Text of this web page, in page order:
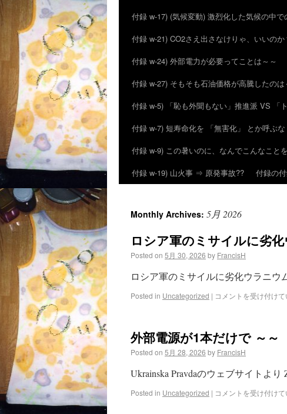
付録 w-17) (気候変動) 激烈化した気候の中で
付録 w-21) CO2さえ出さなけりゃ、いいのか
付録 w-24) 外部電力が必要ってことは～～
付録 w-27) そもそも石油価格が高騰したのは
付録 w-5) 「恥も外聞もない」推進派 VS 「
付録 w-7) 短寿命化を 「無害化」 とか呼ぶな
付録 w-9) この暑いのに、なんでこんなこと
付録 w-19) 山火事 ⇒ 原発事故??
付録の
Monthly Archives: 5月 2026
ロシア軍のミサイルに劣
Posted on 5月 30, 2026 by FrancisH
ロシア軍のミサイルに劣化ウラニウ
Posted in Uncategorized | コメントを受け付け
外部電源が1本だけで ～～
Posted on 5月 28, 2026 by FrancisH
Ukrainska Pravdaのウェブサイトより
Posted in Uncategorized | コメントを受け付け